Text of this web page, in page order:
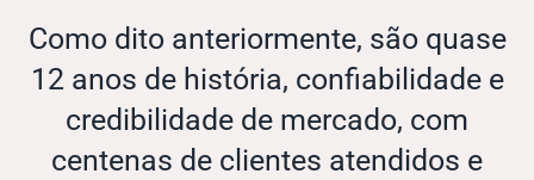
Como dito anteriormente, são quase
12 anos de história, confiabilidade e
credibilidade de mercado, com
centenas de clientes atendidos e